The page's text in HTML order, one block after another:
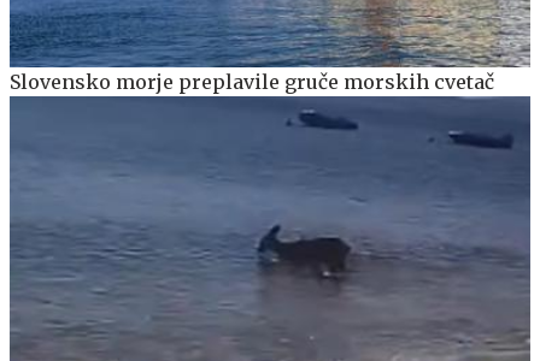
Slovensko morje preplavile gruče morskih cvetač